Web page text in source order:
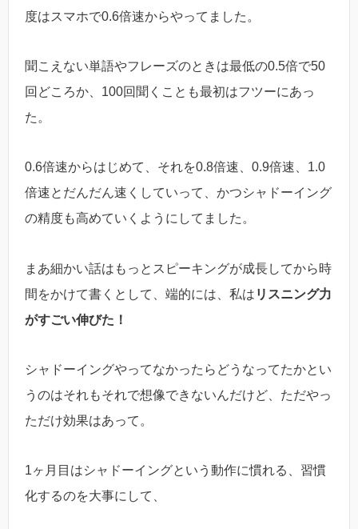
度はスマホで0.6倍速からやってました。
聞こえない単語やフレーズのときは最低の0.5倍で50
回どころか、100回聞くことも最初はフツーにあっ
た。
0.6倍速からはじめて、それを0.8倍速、0.9倍速、1.0
倍速とだんだん速くしていって、かつシャドーイング
の精度も高めていくようにしてました。
まあ細かい話はもっとスピーキングが成長してから時
間をかけて書くとして、端的には、私は リスニング力
がすごい伸びた！
シャドーイングやってなかったらどうなってたかとい
うのはそれもそれで想像できないんだけど、ただやっ
ただけ効果はあって。
1ヶ月目はシャドーイングという動作に慣れる、習慣
化するのを大事にして、